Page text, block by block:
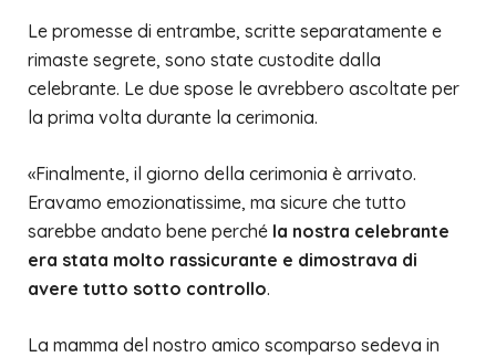
Le promesse di entrambe, scritte separatamente e
rimaste segrete, sono state custodite dalla
celebrante. Le due spose le avrebbero ascoltate per
la prima volta durante la cerimonia.
«Finalmente, il giorno della cerimonia è arrivato.
Eravamo emozionatissime, ma sicure che tutto
sarebbe andato bene perché la nostra celebrante
era stata molto rassicurante e dimostrava di
avere tutto sotto controllo.
La mamma del nostro amico scomparso sedeva in